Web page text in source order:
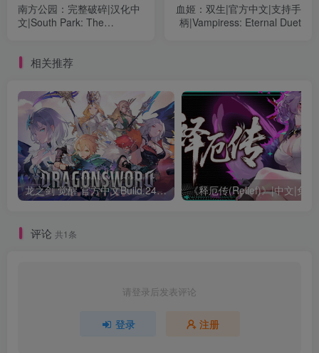
南方公园：完整破碎|汉化中
文|South Park: The
血姬：双生|官方中文|支持手
柄|Vampiress: Eternal Duet
相关推荐
龙之剑 觉醒 官方中文Build.24487183
评论 共1条
请登录后发表评论
登录 注册